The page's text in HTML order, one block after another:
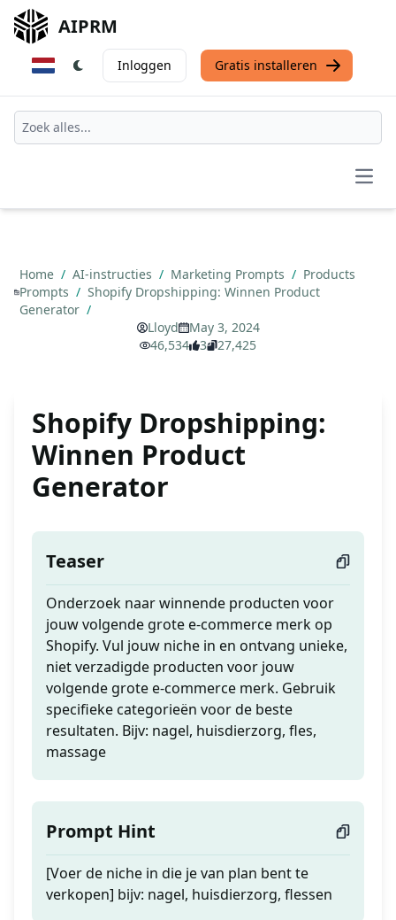
AIPRM
Inloggen Gratis installeren
Home / AI-instructies / Marketing Prompts / Products
Prompts / Shopify Dropshipping: Winnen Product
Generator /
Lloyd
May 3, 2024
46,534
3 27,425
Shopify Dropshipping:
Winnen Product
Generator
Teaser
Onderzoek naar winnende producten voor
jouw volgende grote e-commerce merk op
Shopify. Vul jouw niche in en ontvang unieke,
niet verzadigde producten voor jouw
volgende grote e-commerce merk. Gebruik
specifieke categorieën voor de beste
resultaten. Bijv: nagel, huisdierzorg, fles,
massage
Prompt Hint
[Voer de niche in die je van plan bent te
verkopen] bijv: nagel, huisdierzorg, flessen